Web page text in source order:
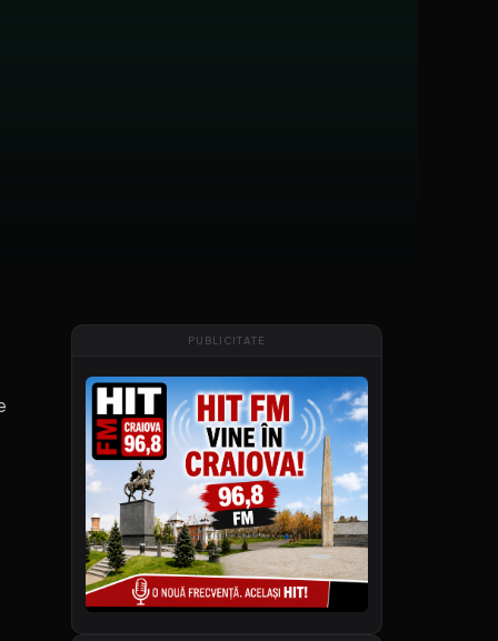
PUBLICITATE